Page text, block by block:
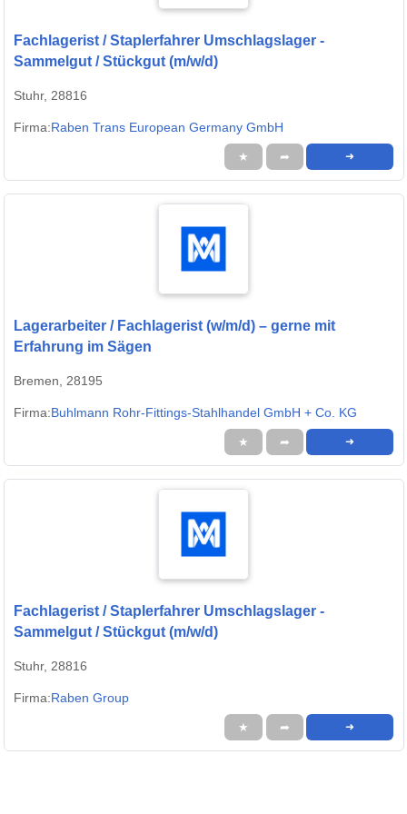
Fachlagerist / Staplerfahrer Umschlagslager -
Sammelgut / Stückgut (m/w/d)
Stuhr, 28816
Firma:Raben Trans European Germany GmbH
★ ➦ ➜
Lagerarbeiter / Fachlagerist (w/m/d) – gerne mit
Erfahrung im Sägen
Bremen, 28195
Firma:Buhlmann Rohr-Fittings-Stahlhandel GmbH + Co. KG
★ ➦ ➜
Fachlagerist / Staplerfahrer Umschlagslager -
Sammelgut / Stückgut (m/w/d)
Stuhr, 28816
Firma:Raben Group
★ ➦ ➜